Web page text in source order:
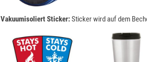
Vakuumisoliert Sticker:Sticker wird auf dem